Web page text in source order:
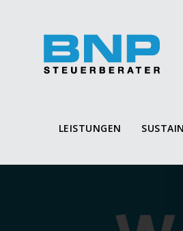
LEISTUNGEN